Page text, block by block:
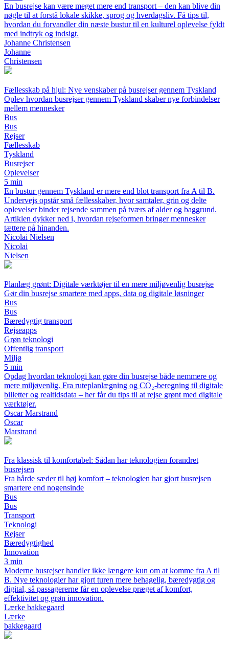
En busrejse kan være meget mere end transport – den kan blive din
nøgle til at forstå lokale skikke, sprog og hverdagsliv. Få tips til,
hvordan du forvandler din næste bustur til en kulturel oplevelse fyldt
med indtryk og indsigt.
Johanne Christensen
Johanne
Christensen
Fællesskab på hjul: Nye venskaber på busrejser gennem Tyskland
Oplev hvordan busrejser gennem Tyskland skaber nye forbindelser
mellem mennesker
Bus
Bus
Rejser
Fællesskab
Tyskland
Busrejser
Oplevelser
5 min
En bustur gennem Tyskland er mere end blot transport fra A til B.
Undervejs opstår små fællesskaber, hvor samtaler, grin og delte
oplevelser binder rejsende sammen på tværs af alder og baggrund.
Artiklen dykker ned i, hvordan rejseformen bringer mennesker
tættere på hinanden.
Nicolai Nielsen
Nicolai
Nielsen
Planlæg grønt: Digitale værktøjer til en mere miljøvenlig busrejse
Gør din busrejse smartere med apps, data og digitale løsninger
Bus
Bus
Bæredygtig transport
Rejseapps
Grøn teknologi
Offentlig transport
Miljø
5 min
Opdag hvordan teknologi kan gøre din busrejse både nemmere og
mere miljøvenlig. Fra ruteplanlægning og CO₂-beregning til digitale
billetter og realtidsdata – her får du tips til at rejse grønt med digitale
værktøjer.
Oscar Marstrand
Oscar
Marstrand
Fra klassisk til komfortabel: Sådan har teknologien forandret
busrejsen
Fra hårde sæder til høj komfort – teknologien har gjort busrejsen
smartere end nogensinde
Bus
Bus
Transport
Teknologi
Rejser
Bæredygtighed
Innovation
3 min
Moderne busrejser handler ikke længere kun om at komme fra A til
B. Nye teknologier har gjort turen mere behagelig, bæredygtig og
digital, så passagererne får en oplevelse præget af komfort,
effektivitet og grøn innovation.
Lærke bakkegaard
Lærke
bakkegaard